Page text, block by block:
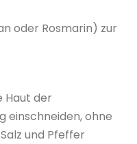
oder Rosmarin) zur
Haut der
einschneiden, ohne
und Pfeffer